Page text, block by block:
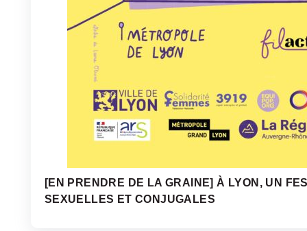
[EN PRENDRE DE LA GRAINE] À LYON, UN
SEXUELLES ET CONJUGALES